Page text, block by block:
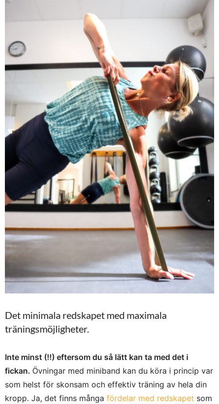
Det minimala redskapet med maximala
träningsmöjligheter.
Inte minst (!!) eftersom du så lätt kan ta med det i
fickan. Övningar med miniband kan du köra i princip var
som helst för skonsam och effektiv träning av hela din
kropp. Ja, det finns många fördelar med redskapet som